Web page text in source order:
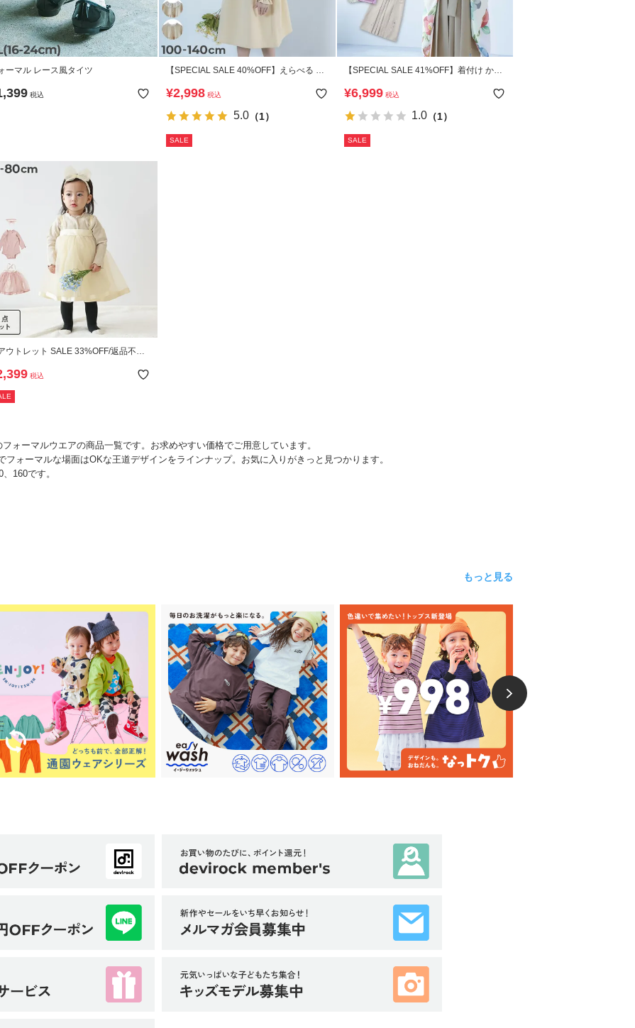
ーマル レース風タイツ
税込
【SPECIAL SALE 40%OFF】えらべる フ
¥2,998 税込
5.0 （1）
SALE
【SPECIAL SALE 41%OFF】着付け かん
¥6,999 税込
1.0（1）
SALE
ウトレット SALE 33%OFF/返品不
点セット税込
ォーマルウエアの商品一覧です。お求めやすい価格でご用意しています。
ォーマルな場面はOKな王道デザインをラインナップ。お気に入りがきっと見つかります。
160です。
もっと見る